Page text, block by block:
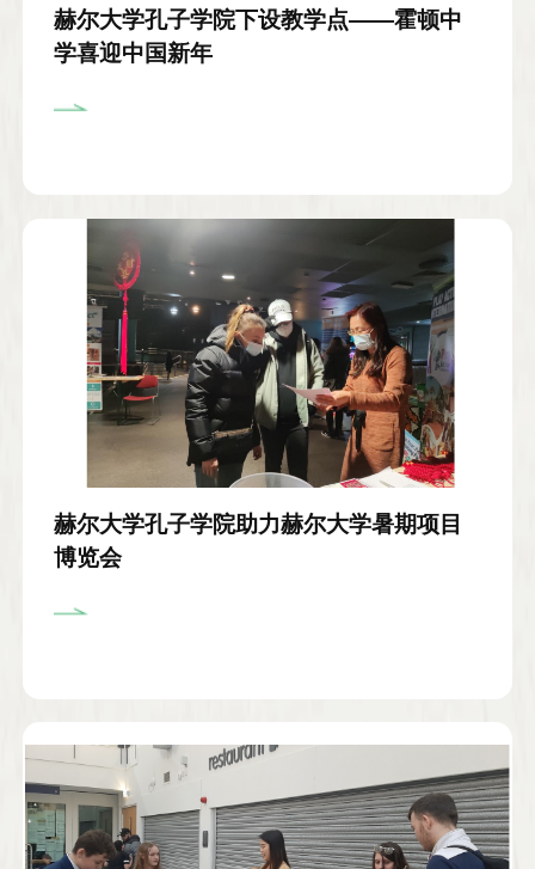
赫尔大学孔子学院下设教学点——霍顿中
学喜迎中国新年
赫尔大学孔子学院助力赫尔大学暑期项目
博览会